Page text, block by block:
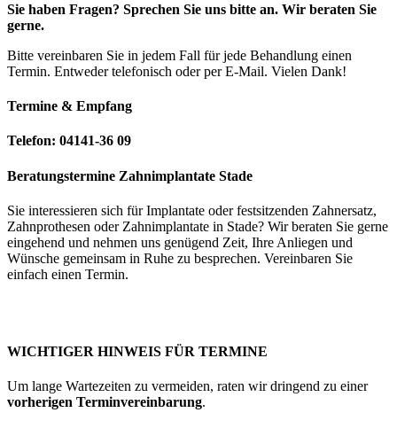
Sie haben Fragen? Sprechen Sie uns bitte an. Wir beraten Sie
gerne.
Bitte vereinbaren Sie in jedem Fall für jede Behandlung einen
Termin. Entweder telefonisch oder per E-Mail. Vielen Dank!
Termine & Empfang
Telefon: 04141-36 09
Beratungstermine Zahnimplantate Stade
Sie interessieren sich für Implantate oder festsitzenden Zahnersatz,
Zahnprothesen oder Zahnimplantate in Stade? Wir beraten Sie gerne
eingehend und nehmen uns genügend Zeit, Ihre Anliegen und
Wünsche gemeinsam in Ruhe zu besprechen. Vereinbaren Sie
einfach einen Termin.
WICHTIGER HINWEIS FÜR TERMINE
Um lange Wartezeiten zu vermeiden, raten wir dringend zu einer
vorherigen Terminvereinbarung.